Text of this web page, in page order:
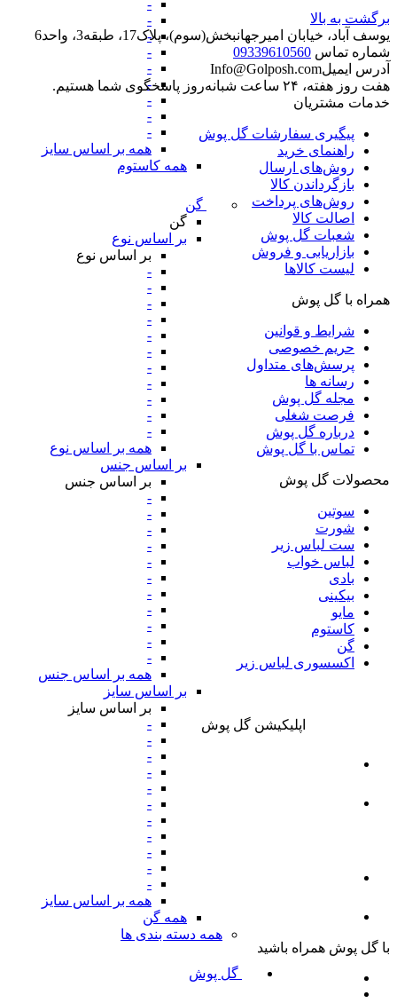
-
-
-
-
-
-
-
-
-
همه بر اساس سایز
همه کاستوم
گن
گن
بر اساس نوع
بر اساس نوع
-
-
-
-
-
-
-
-
-
-
-
همه بر اساس نوع
بر اساس جنس
بر اساس جنس
-
-
-
-
-
-
-
-
-
-
-
همه بر اساس جنس
بر اساس سایز
بر اساس سایز
-
-
-
-
-
-
-
-
-
-
-
همه بر اساس سایز
همه گن
همه دسته بندی ها
گل پوش
برگشت به بالا
یوسف آباد، خیابان امیرجهانبخش(سوم)، پلاک17، طبقه3، واحد6
شماره تماس 09339610560
آدرس ایمیلInfo@Golposh.com
هفت روز هفته، ۲۴ ساعت شبانه‌روز پاسخگوی شما هستیم.
خدمات مشتریان
پیگیری سفارشات گل پوش
راهنمای خرید
روش‌های ارسال
بازگرداندن کالا
روش‌های پرداخت
اصالت کالا
شعبات گل پوش
بازاریابی و فروش
لیست کالاها
همراه با گل پوش
شرایط و قوانین
حریم خصوصی
پرسش‌های متداول
رسانه ها
مجله گل پوش
فرصت شغلی
درباره گل پوش
تماس با گل پوش
محصولات گل پوش
سوتین
شورت
ست لباس زیر
لباس خواب
بادی
بیکینی
مایو
کاستوم
گن
اکسسوری لباس زیر
اپلیکیشن گل پوش
با گل پوش همراه باشید